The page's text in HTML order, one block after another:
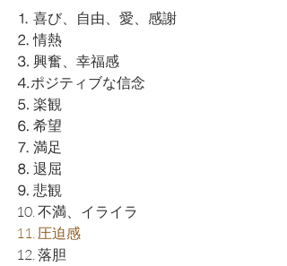
⒈ 喜び、自由、愛、感謝
⒉ 情熱
⒊ 興奮、幸福感
⒋ポジティブな信念
⒌ 楽観
⒍ 希望
⒎ 満足
⒏ 退屈
⒐ 悲観
10. 不満、イライラ
11. 圧迫感
12. 落胆